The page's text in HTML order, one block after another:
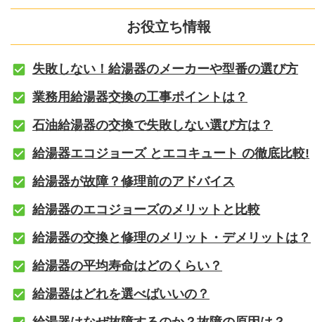
お役立ち情報
失敗しない！給湯器のメーカーや型番の選び方
業務用給湯器交換の工事ポイントは？
石油給湯器の交換で失敗しない選び方は？
給湯器エコジョーズ とエコキュート の徹底比較!
給湯器が故障？修理前のアドバイス
給湯器のエコジョーズのメリットと比較
給湯器の交換と修理のメリット・デメリットは？
給湯器の平均寿命はどのくらい？
給湯器はどれを選べばいいの？